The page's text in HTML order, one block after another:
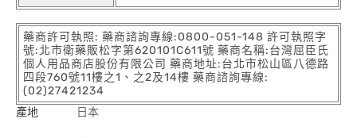
藥商許可執照: 藥商諮詢專線:0800-051-148 許可執照字
號:北市衛藥販松字第620101C611號 藥商名稱:台灣屈臣氏
個人用品商店股份有限公司 藥商地址:台北市松山區八德路
四段760號11樓之1、之2及14樓 藥商諮詢專線:
(02)27421234
產地
日本